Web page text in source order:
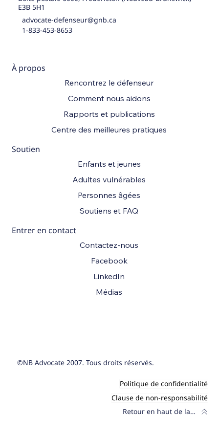
©NB Advocate 2007. Tous droits réservés.
E3B 5H1
advocate-defenseur@gnb.ca
1-833-453-8653
À propos
Rencontrez le défenseur
Comment nous aidons
Rapports et publications
Centre des meilleures pratiques
Soutien
Enfants et jeunes
Adultes vulnérables
Personnes âgées
Soutiens et FAQ
Entrer en contact
Contactez-nous
Facebook
Médias
LinkedIn
Politique de confidentialité
Clause de non-responsabilité
Retour en haut de la page